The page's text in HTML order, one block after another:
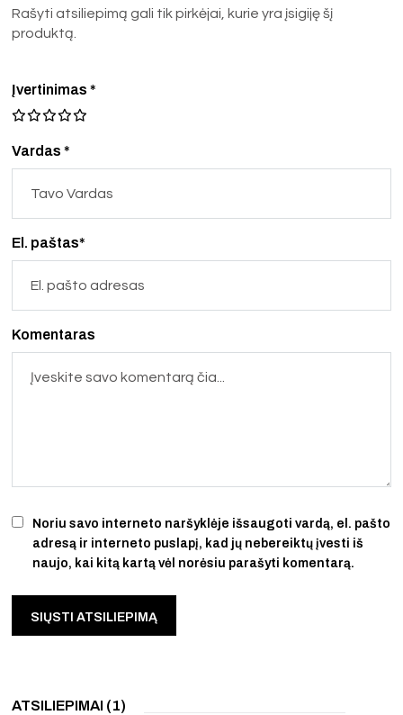
Rašyti atsiliepimą gali tik pirkėjai, kurie yra įsigiję šį
produktą.
Vardas *
El. paštas*
Noriu savo interneto naršyklėje išsaugoti vardą, el. pašto
adresą ir interneto puslapį, kad jų nebereiktų įvesti iš
naujo, kai kitą kartą vėl norėsiu parašyti komentarą.
Įvertinimas*
Komentaras
ATSILIEPIMAI (1)